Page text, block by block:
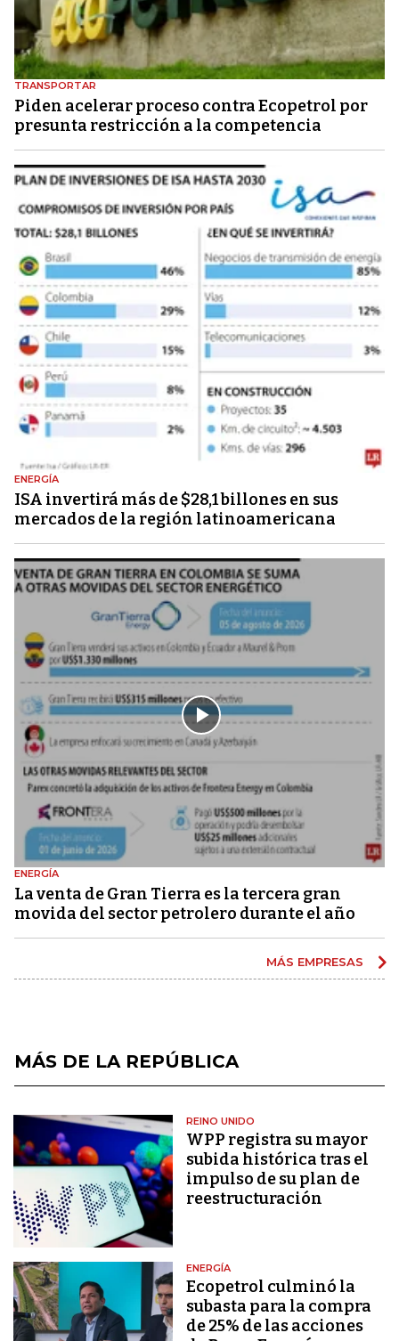
TRANSPORTAR
Piden acelerar proceso contra Ecopetrol por
presunta restricción a la competencia
ENERGÍA
ISA invertirá más de $28,1 billones en sus
mercados de la región latinoamericana
ENERGÍA
La venta de Gran Tierra es la tercera gran
movida del sector petrolero durante el año
MÁS EMPRESAS
MÁS DE LA REPÚBLICA
REINO UNIDO
WPP registra su mayor
subida histórica tras el
impulso de su plan de
reestructuración
ENERGÍA
Ecopetrol culminó la
subasta para la compra
de 25% de las acciones